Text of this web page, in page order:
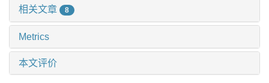
相关文章 8
Metrics
本文评价